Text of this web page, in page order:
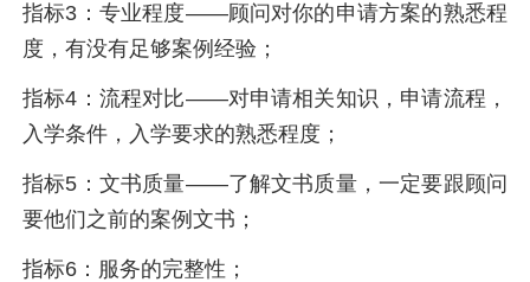
指标3：专业程度——顾问对你的申请方案的熟悉程
度，有没有足够案例经验；
指标4：流程对比——对申请相关知识，申请流程，
入学条件，入学要求的熟悉程度；
指标5：文书质量——了解文书质量，一定要跟顾问
要他们之前的案例文书；
指标6：服务的完整性；